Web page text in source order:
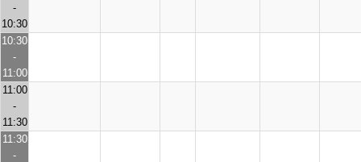
-
10:30
10:30
-
11:00
11:00
-
11:30
11:30
-